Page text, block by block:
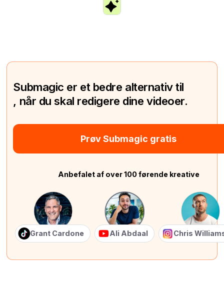
Submagic er et bedre alternativ til
, når du skal redigere dine videoer.
Prøv Submagic gratis
Anbefalet af over 100 førende kreative
Grant Cardone Ali Abdaal Chris